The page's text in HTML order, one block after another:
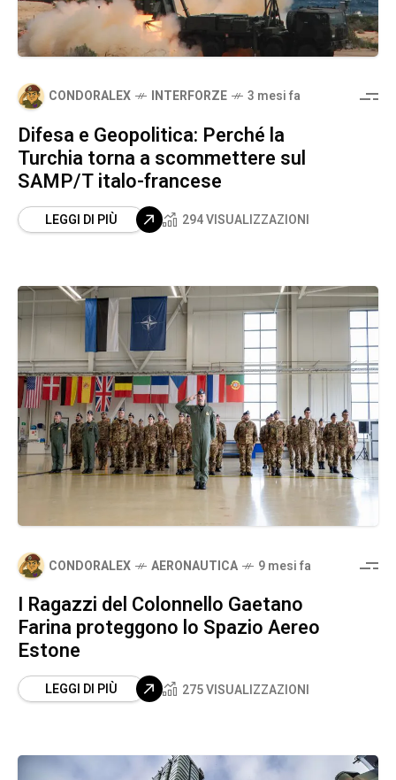
CONDORALEX INTERFORZE 3 mesi fa
Difesa e Geopolitica: Perché la
Turchia torna a scommettere sul
SAMP/T italo-francese
LEGGI DI PIÙ 294 VISUALIZZAZIONI
CONDORALEX AERONAUTICA 9 mesi fa
I Ragazzi del Colonnello Gaetano
Farina proteggono lo Spazio Aereo
Estone
LEGGI DI PIÙ 275 VISUALIZZAZIONI